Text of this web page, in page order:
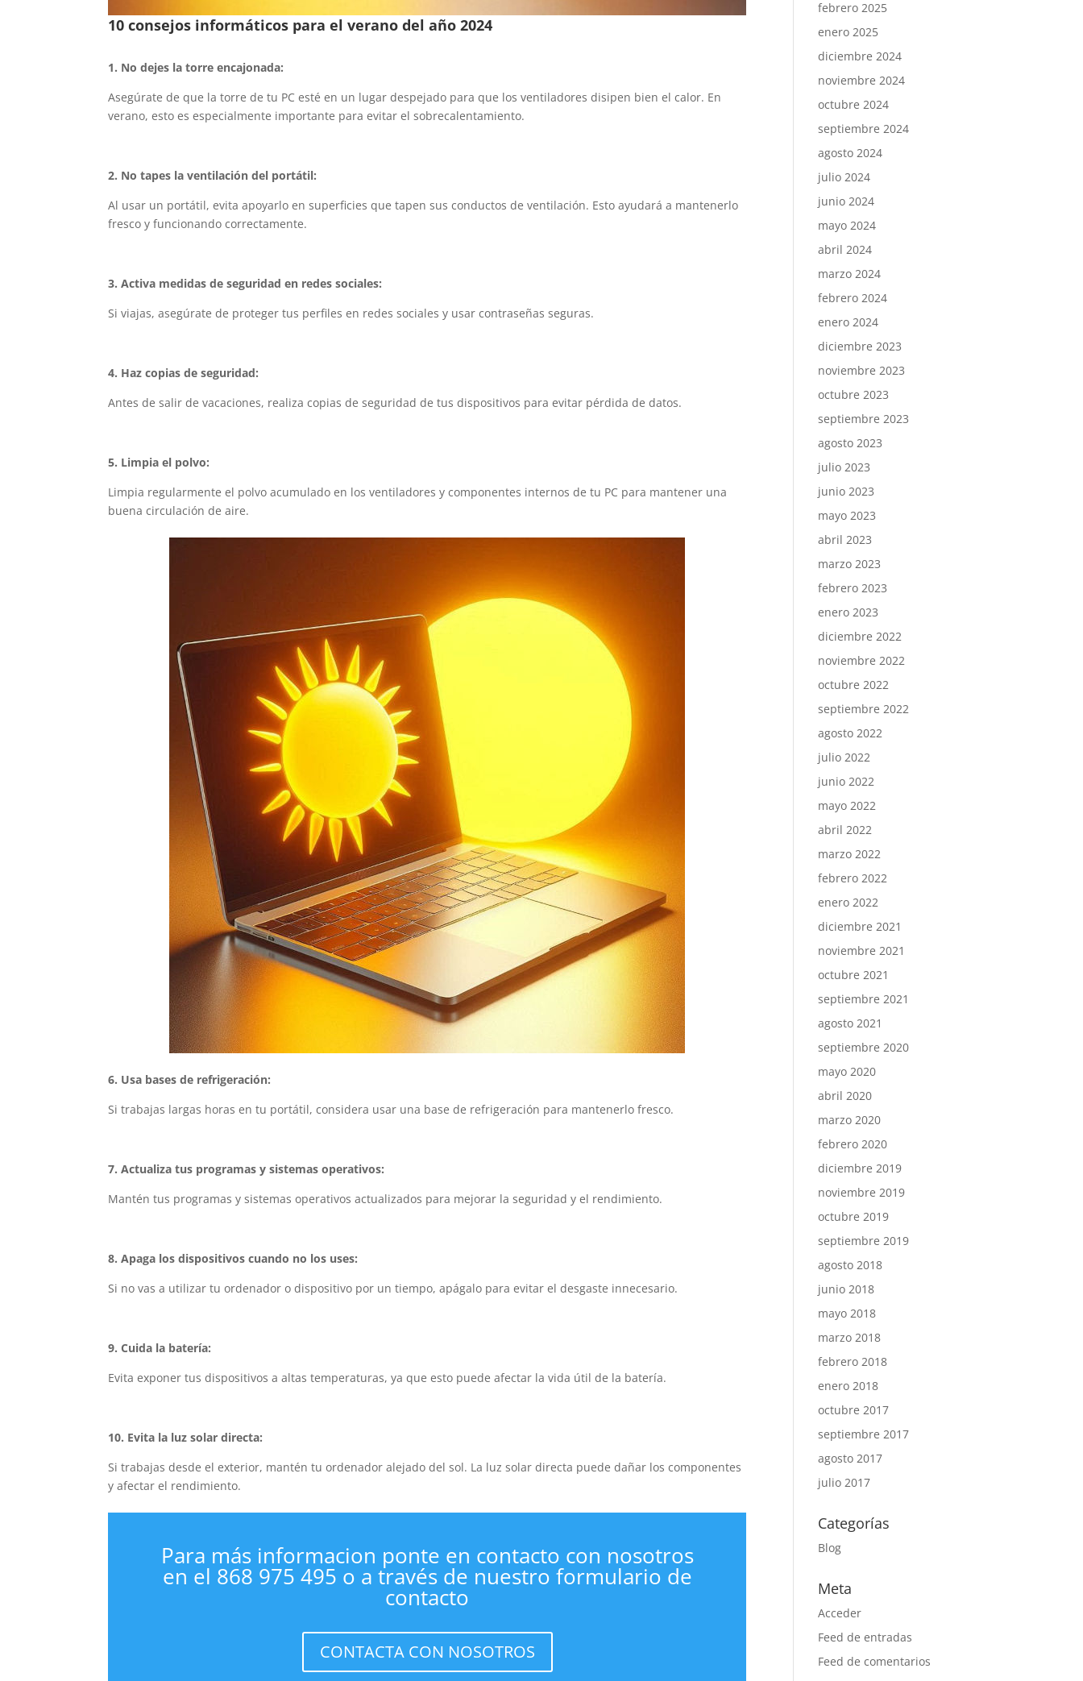
10 consejos informáticos para el verano del año 2024
1. No dejes la torre encajonada:
Asegúrate de que la torre de tu PC esté en un lugar despejado para que los ventiladores disipen bien el calor. En
verano, esto es especialmente importante para evitar el sobrecalentamiento.
2. No tapes la ventilación del portátil:
Al usar un portátil, evita apoyarlo en superficies que tapen sus conductos de ventilación. Esto ayudará a mantenerlo
fresco y funcionando correctamente.
3. Activa medidas de seguridad en redes sociales:
Si viajas, asegúrate de proteger tus perfiles en redes sociales y usar contraseñas seguras.
4. Haz copias de seguridad:
Antes de salir de vacaciones, realiza copias de seguridad de tus dispositivos para evitar pérdida de datos.
5. Limpia el polvo:
Limpia regularmente el polvo acumulado en los ventiladores y componentes internos de tu PC para mantener una
buena circulación de aire.
6. Usa bases de refrigeración:
Si trabajas largas horas en tu portátil, considera usar una base de refrigeración para mantenerlo fresco.
7. Actualiza tus programas y sistemas operativos:
Mantén tus programas y sistemas operativos actualizados para mejorar la seguridad y el rendimiento.
8. Apaga los dispositivos cuando no los uses:
Si no vas a utilizar tu ordenador o dispositivo por un tiempo, apágalo para evitar el desgaste innecesario.
9. Cuida la batería:
Evita exponer tus dispositivos a altas temperaturas, ya que esto puede afectar la vida útil de la batería.
10. Evita la luz solar directa:
Si trabajas desde el exterior, mantén tu ordenador alejado del sol. La luz solar directa puede dañar los componentes
y afectar el rendimiento.
Para más informacion ponte en contacto con nosotros
en el 868 975 495 o a través de nuestro formulario de
contacto
CONTACTA CON NOSOTROS
febrero 2025
enero 2025
diciembre 2024
noviembre 2024
octubre 2024
septiembre 2024
agosto 2024
julio 2024
junio 2024
mayo 2024
abril 2024
marzo 2024
febrero 2024
enero 2024
diciembre 2023
noviembre 2023
octubre 2023
septiembre 2023
agosto 2023
julio 2023
junio 2023
mayo 2023
abril 2023
marzo 2023
febrero 2023
enero 2023
diciembre 2022
noviembre 2022
octubre 2022
septiembre 2022
agosto 2022
julio 2022
junio 2022
mayo 2022
abril 2022
marzo 2022
febrero 2022
enero 2022
diciembre 2021
noviembre 2021
octubre 2021
septiembre 2021
agosto 2021
septiembre 2020
mayo 2020
abril 2020
marzo 2020
febrero 2020
diciembre 2019
noviembre 2019
octubre 2019
septiembre 2019
agosto 2018
junio 2018
mayo 2018
marzo 2018
febrero 2018
enero 2018
octubre 2017
septiembre 2017
agosto 2017
julio 2017
Categorías
Blog
Meta
Acceder
Feed de entradas
Feed de comentarios